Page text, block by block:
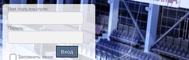
Имя пользователя:
Пароль:
Запомнить меня